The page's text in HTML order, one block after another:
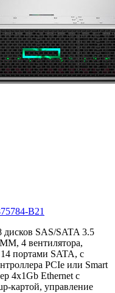
B21
SAS/SATA 3.5
4 вентилятора,
портами SATA, с
PCIe или Smart
4x1Gb Ethernet с
картой, управление